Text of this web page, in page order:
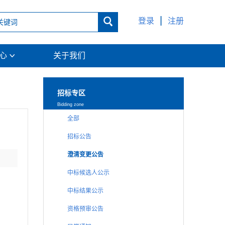
登录 注册

 关于我们
招标专区
Bidding zone
全部
招标公告
澄清变更公告
中标候选人公示
中标结果公示
资格预审公告